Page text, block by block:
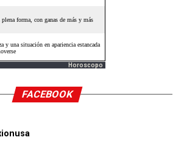
Horoscopo
FACEBOOK